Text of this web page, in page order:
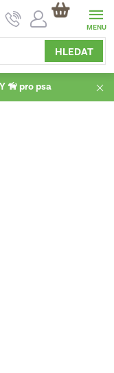
HLEDAT
NÁKUPNÍ
KOŠÍK
🦮 pro psa